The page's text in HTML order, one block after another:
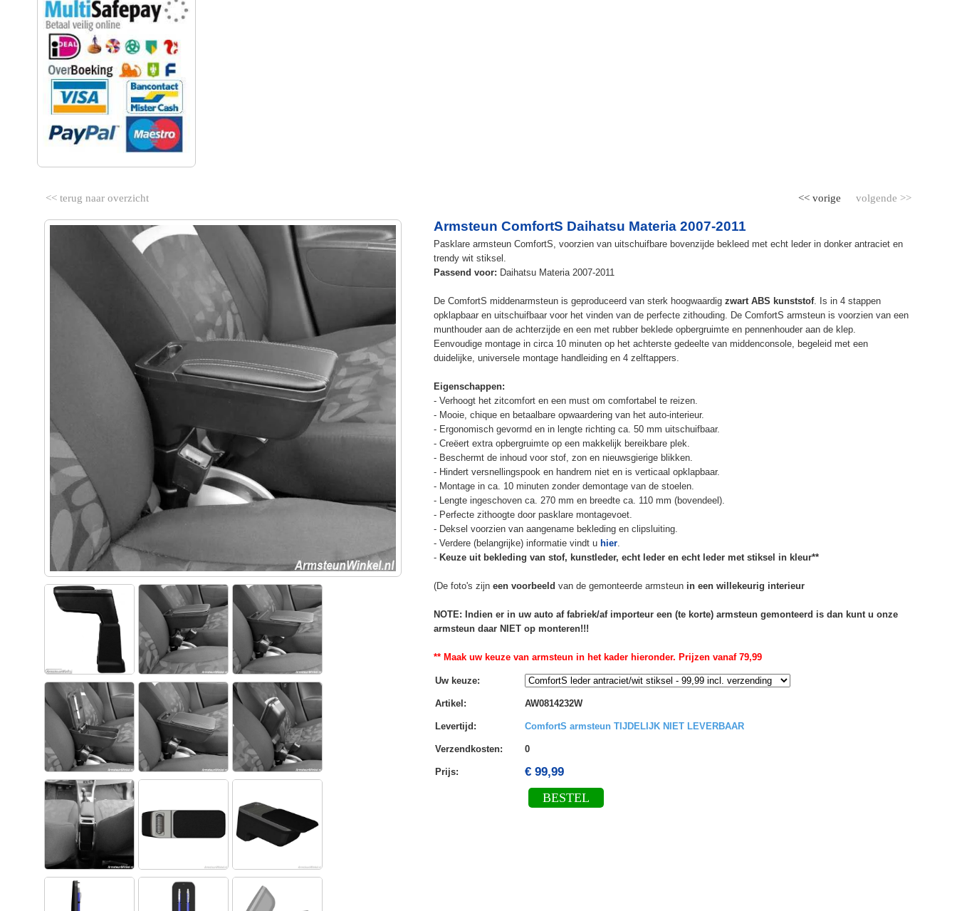
<< terug naar overzicht volgende >>
<< vorige
Armsteun ComfortS Daihatsu Materia 2007-2011
Pasklare armsteun ComfortS, voorzien van uitschuifbare bovenzijde bekleed met echt leder in donker antraciet en
trendy wit stiksel.
Passend voor: Daihatsu Materia 2007-2011
De ComfortS middenarmsteun is geproduceerd van sterk hoogwaardig zwart ABS kunststof. Is in 4 stappen
opklapbaar en uitschuifbaar voor het vinden van de perfecte zithouding. De ComfortS armsteun is voorzien van een
munthouder aan de achterzijde en een met rubber beklede opbergruimte en pennenhouder aan de klep.
Eenvoudige montage in circa 10 minuten op het achterste gedeelte van middenconsole, begeleid met een
duidelijke, universele montage handleiding en 4 zelftappers.
Eigenschappen:
- Verhoogt het zitcomfort en een must om comfortabel te reizen.
- Mooie, chique en betaalbare opwaardering van het auto-interieur.
- Ergonomisch gevormd en in lengte richting ca. 50 mm uitschuifbaar.
- Creëert extra opbergruimte op een makkelijk bereikbare plek.
- Beschermt de inhoud voor stof, zon en nieuwsgierige blikken.
- Hindert versnellingspook en handrem niet en is verticaal opklapbaar.
- Montage in ca. 10 minuten zonder demontage van de stoelen.
- Lengte ingeschoven ca. 270 mm en breedte ca. 110 mm (bovendeel).
- Perfecte zithoogte door pasklare montagevoet.
- Deksel voorzien van aangename bekleding en clipsluiting.
- Verdere (belangrijke) informatie vindt u hier.
- Keuze uit bekleding van stof, kunstleder, echt leder en echt leder met stiksel in kleur**
(De foto's zijn een voorbeeld van de gemonteerde armsteun in een willekeurig interieur
NOTE: Indien er in uw auto af fabriek/af importeur een (te korte) armsteun gemonteerd is dan kunt u onze
armsteun daar NIET op monteren!!!
** Maak uw keuze van armsteun in het kader hieronder. Prijzen vanaf 79,99
Uw keuze:
Artikel : AW0814232W
Levertijd : ComfortS armsteun TIJDELIJK NIET LEVERBAAR
Verzendkosten: 0
Prijs: € 99,99
BESTEL